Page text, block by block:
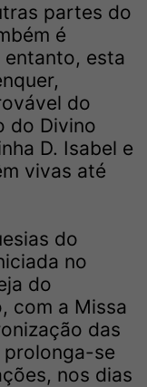
partes do
é
esta
do
do Divino
D. Isabel e
vivas até
do
no
do
com a Missa
das
prolonga-se
nos dias